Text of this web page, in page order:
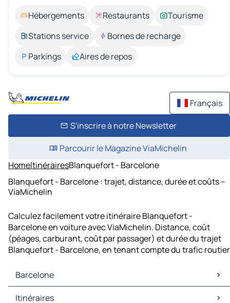
Hébergements Restaurants
Tourisme
Stations service
Bornes de recharge
Parkings
Aires de repos
Français
S'inscrire à notre Newsletter
Parcourir le Magazine ViaMichelin
HomeItinérairesBlanquefort - Barcelone
Blanquefort - Barcelone : trajet, distance, durée et coûts –
ViaMichelin
Calculez facilement votre itinéraire Blanquefort -
Barcelone en voiture avec ViaMichelin. Distance, coût
(péages, carburant, coût par passager) et durée du trajet
Blanquefort - Barcelone, en tenant compte du trafic routier
Barcelone
Barcelone Cartes et plans
Itinéraires